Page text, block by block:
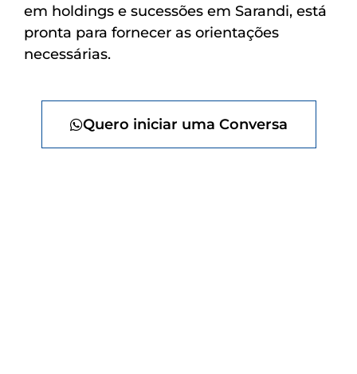
em holdings e sucessões em Sarandi, está
pronta para fornecer as orientações
necessárias.
Quero iniciar uma Conversa